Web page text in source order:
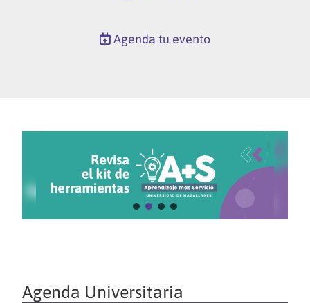
Agenda tu evento
Agenda Universitaria